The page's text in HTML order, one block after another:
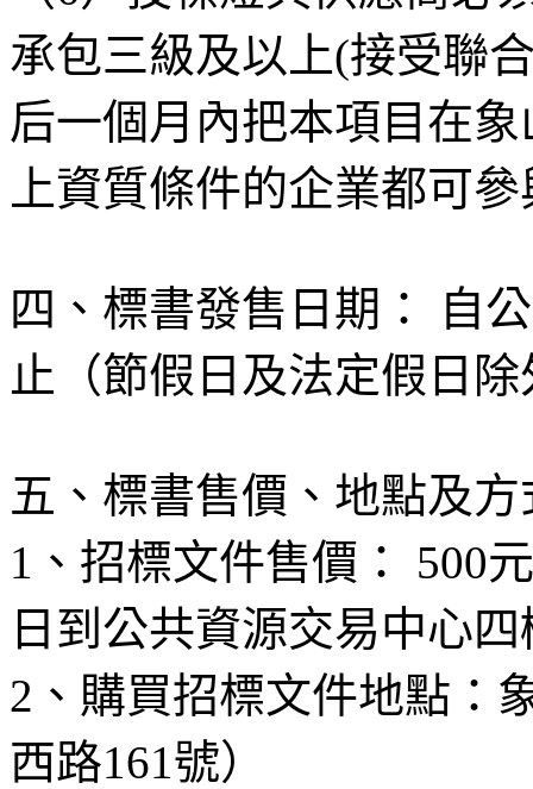
承包三級及以上(接受聯
后一個月內把本項目在
上資質條件的企業都可
四、標書發售日期： 自
止（節假日及法定假日
五、標書售價、地點及方
1、招標文件售價： 500
日到公共資源交易中心
2、購買招標文件地點：
西路161號）